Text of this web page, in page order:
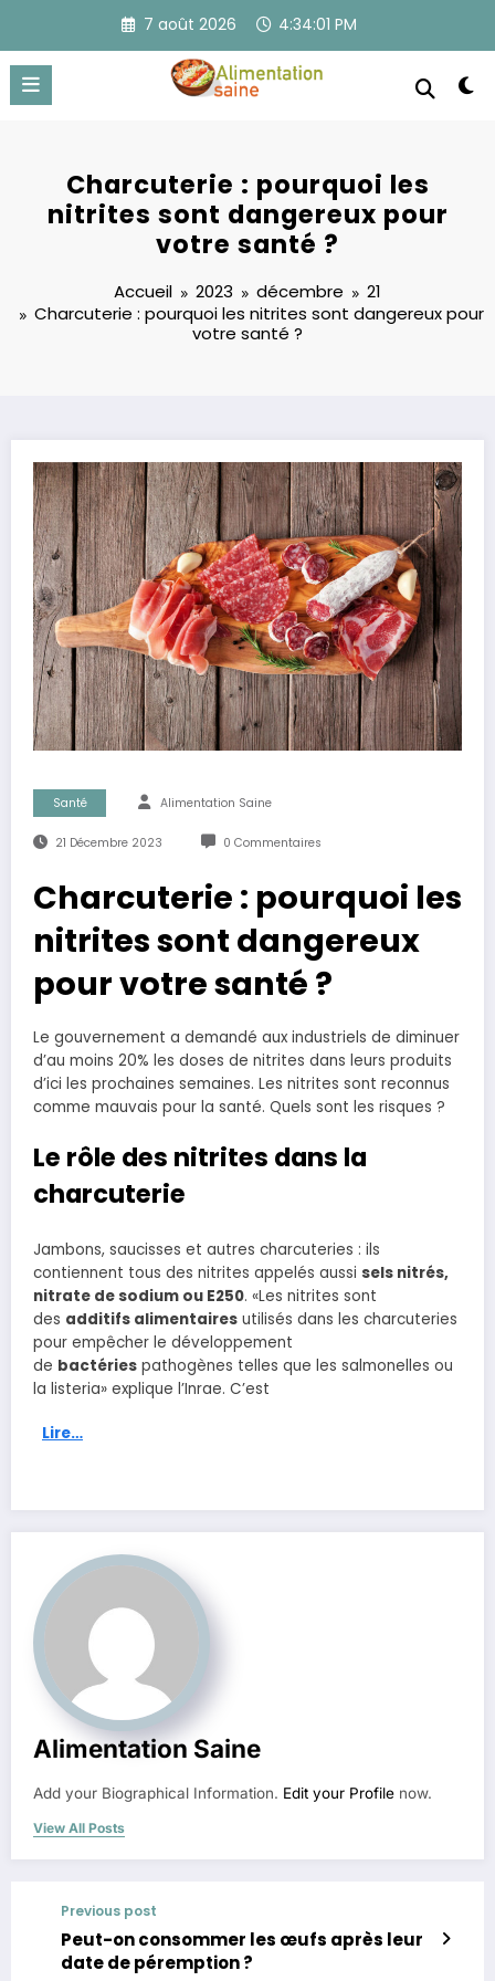
contenu
7 août 2026 4:34:01 PM
Charcuterie : pourquoi les
nitrites sont dangereux pour
votre santé ?
Accueil 2023 décembre
21
Charcuterie : pourquoi les nitrites sont dangereux pour
votre santé ?
Santé Alimentation Saine
21 Décembre 2023 0 Commentaires
Charcuterie : pourquoi les
nitrites sont dangereux
pour votre santé ?
Le gouvernement a demandé aux industriels de diminuer
d’au moins 20% les doses de nitrites dans leurs produits
d’ici les prochaines semaines. Les nitrites sont reconnus
comme mauvais pour la santé. Quels sont les risques ?
Le rôle des nitrites dans la
charcuterie
Jambons, saucisses et autres charcuteries : ils
contiennent tous des nitrites appelés aussi sels nitrés,
nitrate de sodium ou E250. «Les nitrites sont
des additifs alimentaires utilisés dans les charcuteries
pour empêcher le développement
de bactéries pathogènes telles que les salmonelles ou
la listeria» explique l’Inrae. C’est
Lire…
Alimentation Saine
Add your Biographical Information. Edit your Profile now.
View All Posts
Previous post
Peut-on consommer les œufs après leur
date de péremption ?